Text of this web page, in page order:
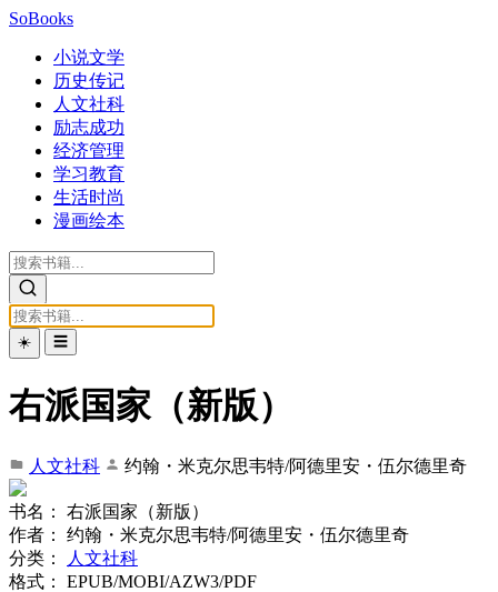
SoBooks
小说文学
历史传记
人文社科
励志成功
经济管理
学习教育
生活时尚
漫画绘本
☀️ ☰
右派国家（新版）
人文社科 约翰・米克尔思韦特/阿德里安・伍尔德里奇
书名：
右派国家（新版）
作者：
约翰・米克尔思韦特/阿德里安・伍尔德里奇
分类：
人文社科
格式：
EPUB/MOBI/AZW3/PDF